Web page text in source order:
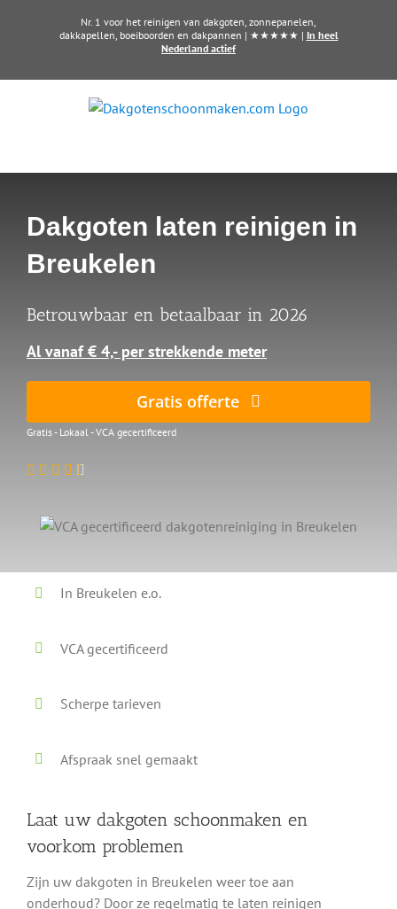
Nr. 1 voor het reinigen van dakgoten, zonnepanelen,
dakkapellen, boeiboorden en dakpannen | ★★★★★ | In heel
Nederland actief
Dakgoten laten reinigen in
Breukelen
Betrouwbaar en betaalbaar in 2026
Al vanaf € 4,- per strekkende meter
Gratis offerte
Gratis - Lokaal - VCA gecertificeerd
In Breukelen e.o.
VCA gecertificeerd
Scherpe tarieven
Afspraak snel gemaakt
Laat uw dakgoten schoonmaken en
voorkom problemen
Zijn uw dakgoten in Breukelen weer toe aan
onderhoud? Door ze regelmatig te laten reinigen